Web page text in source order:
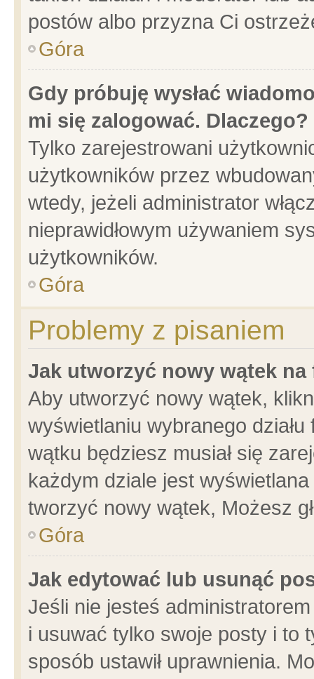
postów albo przyzna Ci
Góra
Gdy próbuję wysłać
mi się zalogować. Dlaczego?
Tylko zarejestrowani
użytkowników przez
wtedy, jeżeli administrator
nieprawidłowym używaniem
użytkowników.
Góra
Problemy z pisaniem
Jak utworzyć nowy wątek na
Aby utworzyć nowy wątek,
wyświetlaniu wybranego
wątku będziesz musiał się
każdym dziale jest
tworzyć nowy wątek, Możesz
Góra
Jak edytować lub usunąć
Jeśli nie jesteś
i usuwać tylko swoje posty i to
sposób ustawił uprawnienia.